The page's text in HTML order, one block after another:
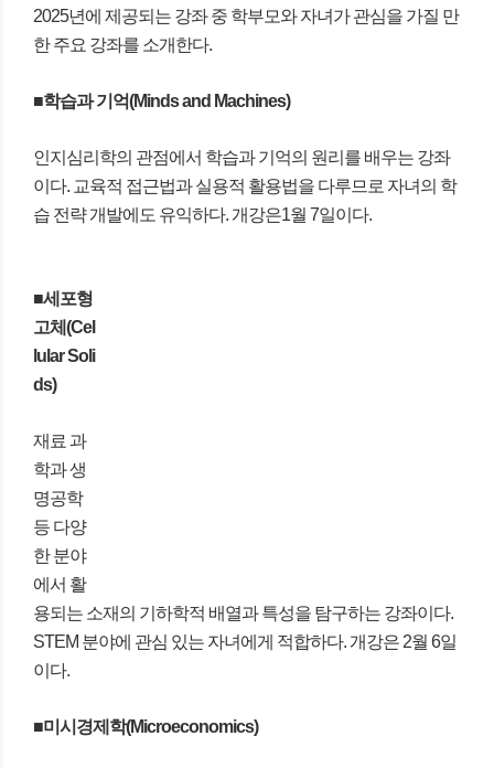
2025년에 제공되는 강좌 중 학부모와 자녀가 관심을 가질 만
한 주요 강좌를 소개한다.
■학습과 기억(Minds and Machines)
인지심리학의 관점에서 학습과 기억의 원리를 배우는 강좌
이다. 교육적 접근법과 실용적 활용법을 다루므로 자녀의 학
습 전략 개발에도 유익하다. 개강은1월 7일이다.
■세포형
고체(Cel
lular Soli
ds)
재료 과
학과 생
명공학
등 다양
한 분야
에서 활
용되는 소재의 기하학적 배열과 특성을 탐구하는 강좌이다.
STEM 분야에 관심 있는 자녀에게 적합하다. 개강은 2월 6일
이다.
■미시경제학(Microeconomics)